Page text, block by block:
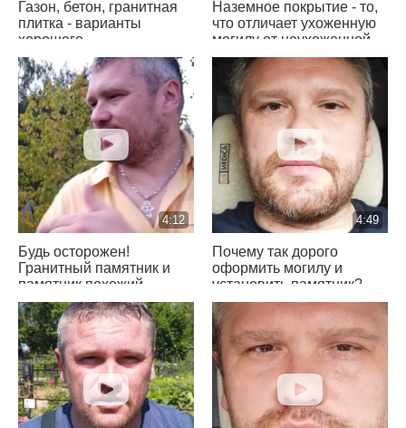
Газон, бетон, гранитная
плитка - варианты
хорошего
благоустройства
Наземное покрытие - то,
что отличает ухоженную
могилу от неухоженной
4:12
Будь осторожен!
Гранитный памятник и
памятник похожий
на гранитный
4:49
Почему так дорого
оформить могилу и
установить памятник?